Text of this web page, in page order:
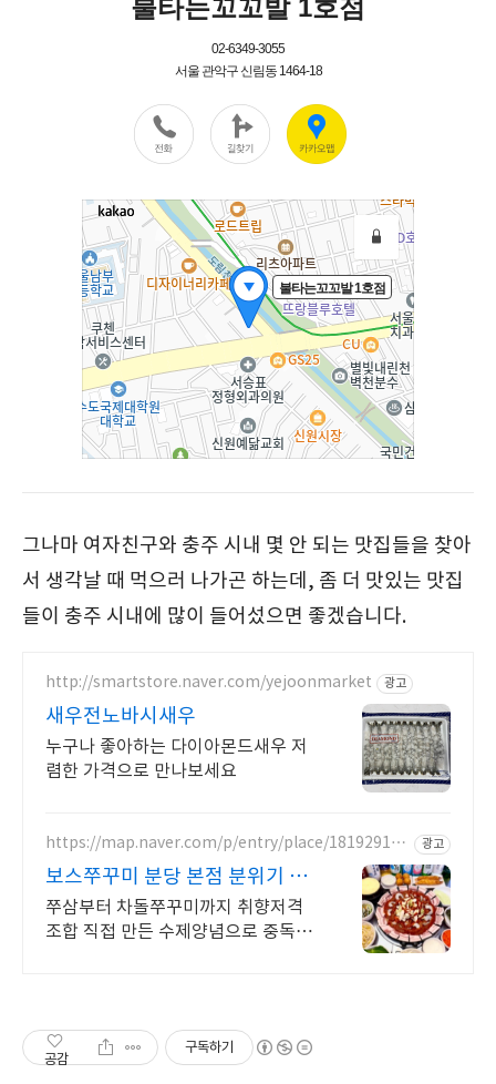
그나마 여자친구와 충주 시내 몇 안 되는 맛집들을 찾아
서 생각날 때 먹으러 나가곤 하는데, 좀 더 맛있는 맛집
들이 충주 시내에 많이 들어섰으면 좋겠습니다.
http://smartstore.naver.com/yejoonmarket 광고
새우전노바시새우
누구나 좋아하는 다이아몬드새우 저
렴한 가격으로 만나보세요
https://map.naver.com/p/entry/place/181929137
광고
보스쭈꾸미 분당 본점 분위기 좋
은 야장맛집
쭈삼부터 차돌쭈꾸미까지 취향저격
조합 직접 만든 수제양념으로 중독성
공감
구독하기